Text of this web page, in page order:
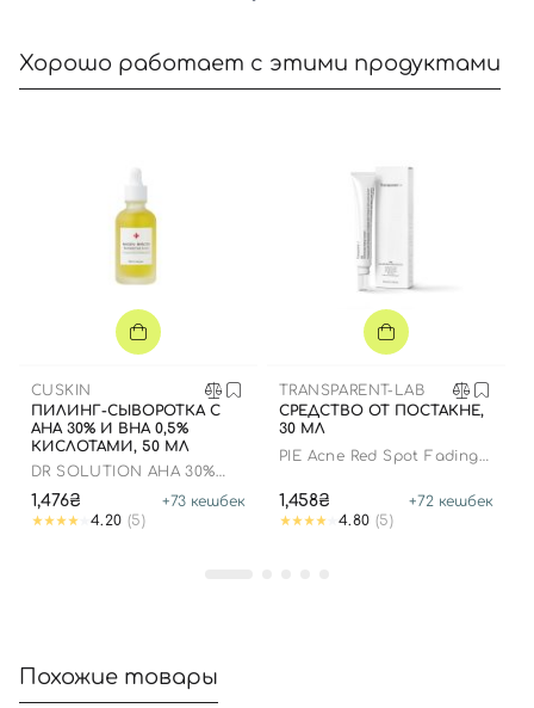
Хорошо работает с этими продуктами
CUSKIN
ПИЛИНГ-СЫВОРОТКА С
AHA 30% И BHA 0,5%
КИСЛОТАМИ, 50 МЛ
DR SOLUTION AHA 30%
SERUM
1,476₴ +73 кешбек
4.20 (5)
TRANSPARENT-LAB
СРЕДСТВО ОТ ПОСТАКНЕ,
30 МЛ
PIE Acne Red Spot Fading
1,458₴ +72 кешбек
4.80 (5)
Похожие товары
Вход Регистрация
Номер телефона
принимаете условияПользовательские соглашения
Далее
Войти с помощью e-mail